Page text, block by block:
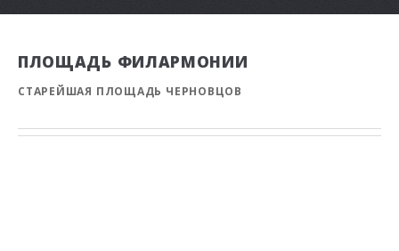
ПЛОЩАДЬ ФИЛАРМОНИИ
СТАРЕЙШАЯ ПЛОЩАДЬ ЧЕРНОВЦОВ